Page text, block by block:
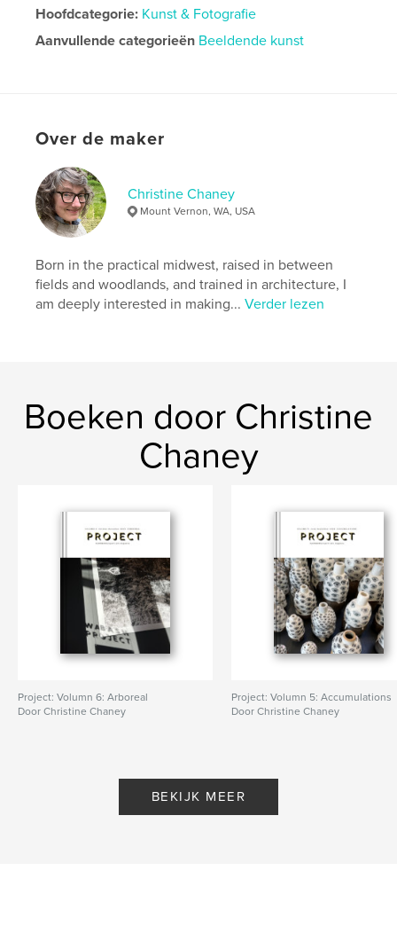
Hoofdcategorie: Kunst & Fotografie
Aanvullende categorieën Beeldende kunst
TaalEnglish
Over de maker
Christine Chaney
Mount Vernon, WA, USA
Born in the practical midwest, raised in between
fields and woodlands, and trained in architecture, I
am deeply interested in making...Verder lezen
Boeken door Christine
Chaney
Project: Volumn 6: Arboreal
Door Christine Chaney
Project: Volumn 5: Accumulations
Door Christine Chaney
BEKIJK MEER